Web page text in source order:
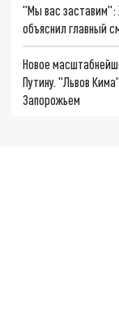
"Мы вас заставим":
объяснил главный
Новое
Путину. "Львов
Запорожьем